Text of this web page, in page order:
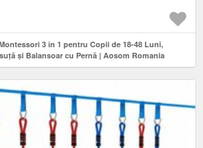
3 în 1 pentru Copii de 18-48 Luni,
și Balansoar cu Pernă | Aosom Romania